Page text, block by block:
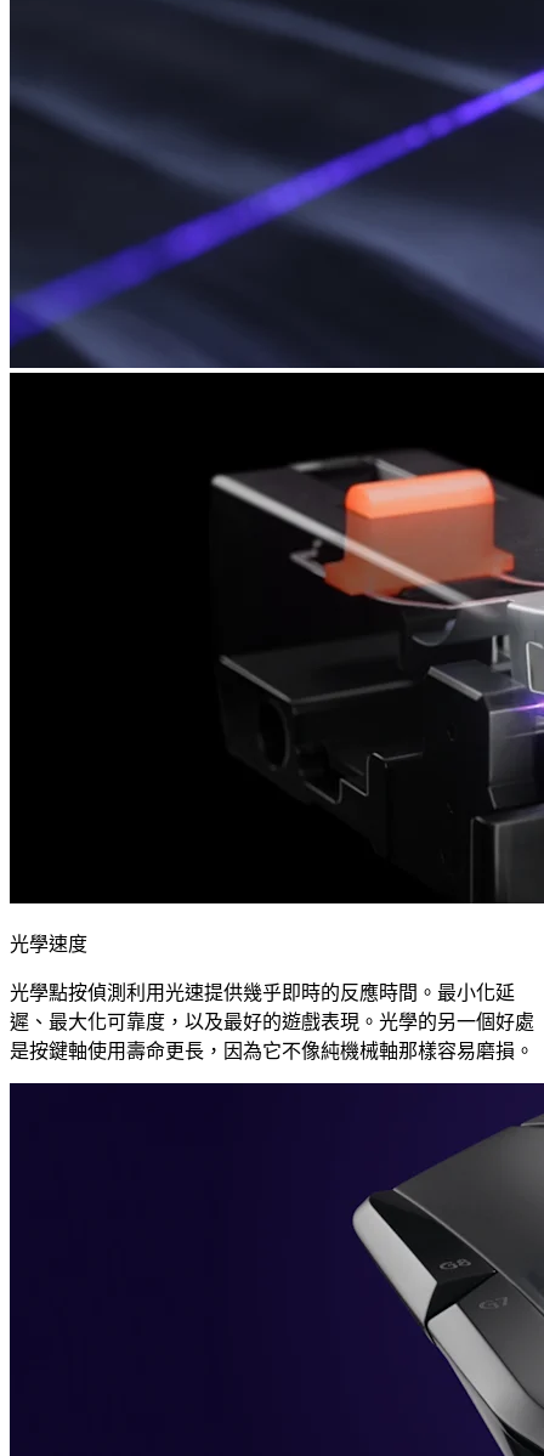
光學速度
光學點按偵測利用光速提供幾乎即時的反應時間。最小化延
遲、最大化可靠度，以及最好的遊戲表現。光學的另一個好處
是按鍵軸使用壽命更長，因為它不像純機械軸那樣容易磨損。